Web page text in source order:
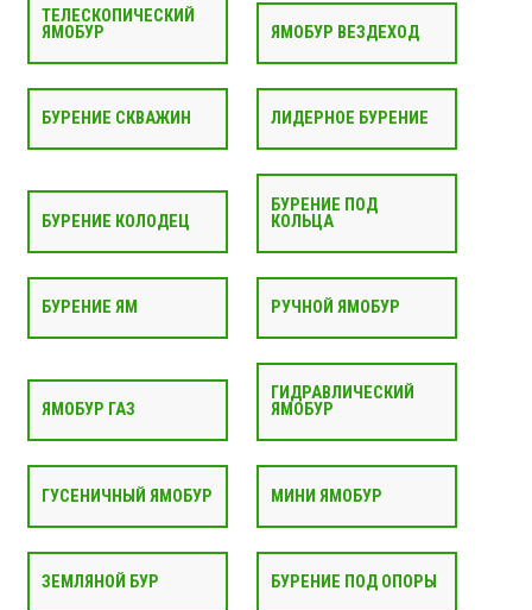
ТЕЛЕСКОПИЧЕСКИЙ
ЯМОБУР
ЯМОБУР ВЕЗДЕХОД
БУРЕНИЕ СКВАЖИН ЛИДЕРНОЕ БУРЕНИЕ
БУРЕНИЕ КОЛОДЕЦ
БУРЕНИЕ ПОД
КОЛЬЦА
БУРЕНИЕ ЯМ РУЧНОЙ ЯМОБУР
ЯМОБУР ГАЗ
ГИДРАВЛИЧЕСКИЙ
ЯМОБУР
ГУСЕНИЧНЫЙ ЯМОБУР МИНИ ЯМОБУР
ЗЕМЛЯНОЙ БУР БУРЕНИЕ ПОД ОПОРЫ